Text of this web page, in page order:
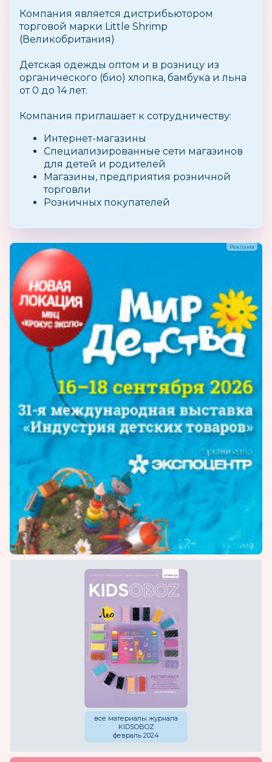
Компания является дистрибьютором
торговой марки Little Shrimp
(Великобритания)
Детская одежды оптом и в розницу из
органического (био) хлопка, бамбука и льна
от 0 до 14 лет.
Компания приглашает к сотрудничеству:
Интернет-магазины
Специализированные сети магазинов
для детей и родителей
Магазины, предприятия розничной
торговли
Розничных покупателей
все материалы журнала
KIDSOBOZ
февраль 2024